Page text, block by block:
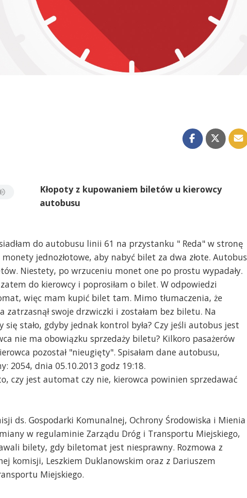
Kłopoty z kupowaniem biletów u kierowcy
autobusu
do autobusu linii 61 na przystanku " Reda" w stronę
jednozłotowe, aby nabyć bilet za dwa złote. Autobus
Niestety, po wrzuceniu monet one po prostu wypadały.
zatem do kierowcy i poprosiłam o bilet. W odpowiedzi
więc mam kupić bilet tam. Mimo tłumaczenia, że
swoje drzwiczki i zostałam bez biletu. Na
się stało, gdyby jednak kontrol była? Czy jeśli autobus jest
nie ma obowiązku sprzedaży biletu? Kilkoro pasażerów
pozostał "nieugięty". Spisałam dane autobusu,
2054, dnia 05.10.2013 godz 19:18.
czy jest automat czy nie, kierowca powinien sprzedawać
ds. Gospodarki Komunalnej, Ochrony Środowiska i Mienia
w regulaminie Zarządu Dróg i Transportu Miejskiego,
bilety, gdy biletomat jest niesprawny. Rozmowa z
komisji, Leszkiem Duklanowskim oraz z Dariuszem
Miejskiego.